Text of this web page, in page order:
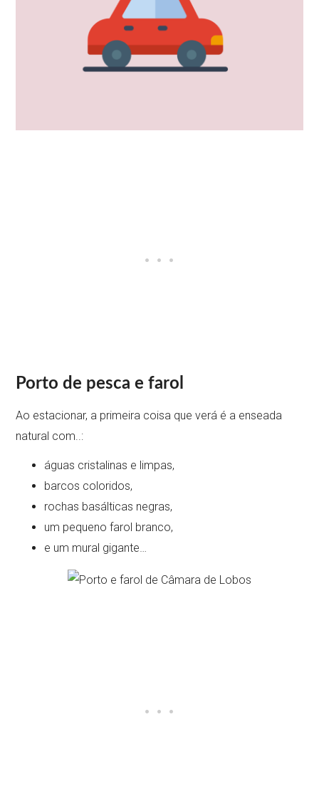
Porto de pesca e farol
Ao estacionar, a primeira coisa que verá é a enseada
natural com..:
águas cristalinas e limpas,
barcos coloridos,
rochas basálticas negras,
um pequeno farol branco,
e um mural gigante…